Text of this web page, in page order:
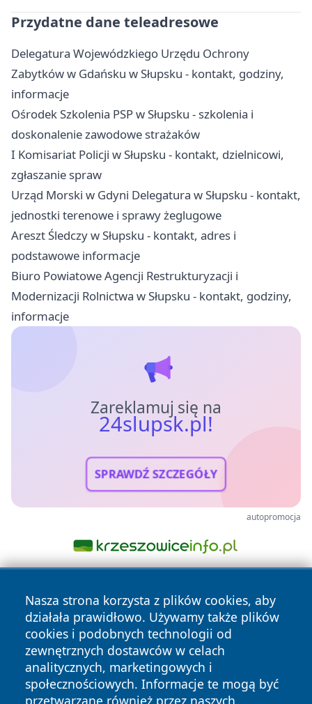
Przydatne dane teleadresowe
Delegatura Wojewódzkiego Urzędu Ochrony
Zabytków w Gdańsku w Słupsku - kontakt, godziny,
informacje
Ośrodek Szkolenia PSP w Słupsku - szkolenia i
doskonalenie zawodowe strażaków
I Komisariat Policji w Słupsku - kontakt, dzielnicowi,
zgłaszanie spraw
Urząd Morski w Gdyni Delegatura w Słupsku - kontakt,
jednostki terenowe i sprawy żeglugowe
Areszt Śledczy w Słupsku - kontakt, adres i
podstawowe informacje
Biuro Powiatowe Agencji Restrukturyzacji i
Modernizacji Rolnictwa w Słupsku - kontakt, godziny,
informacje
Zareklamuj się na
24slupsk.pl!
SPRAWDŹ SZCZEGÓŁY
autopromocja
Nasza strona korzysta z plików cookies, aby
działała prawidłowo. Używamy także plików
cookies i podobnych technologii od
zewnętrznych dostawców w celach
analitycznych, marketingowych i
społecznościowych. Informacje te mogą być
przetwarzane również przez naszych
Copyright © 2026 24slupsk.pl Wszystkie prawa zastrzeżone.